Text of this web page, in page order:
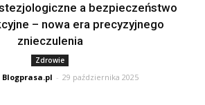
a bezpieczeństwo
– nowa era precyzyjnego
znieczulenia
Zdrowie
- 29 października 2025